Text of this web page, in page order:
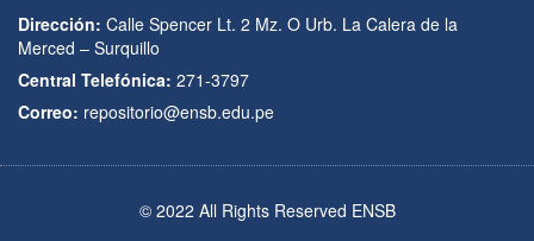
Dirección: Calle Spencer Lt. 2 Mz. O Urb. La Calera de la
Merced – Surquillo
Central Telefónica: 271-3797
Correo: repositorio@ensb.edu.pe
© 2022 All Rights Reserved ENSB